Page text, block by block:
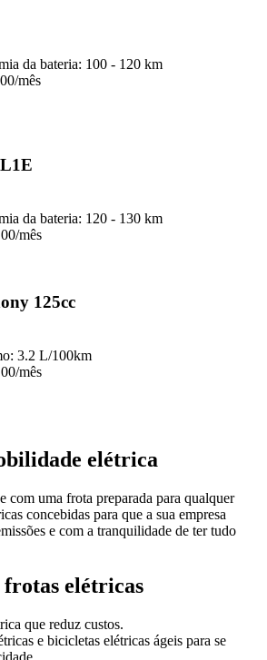
da bateria: 100 - 120 km
/mês
da bateria: 120 - 130 km
/mês
125cc
: 3.2 L/100km
/mês
elétrica
com uma frota preparada para qualquer
concebidas para que a sua empresa
e com a tranquilidade de ter tudo
frotas elétricas
que reduz custos.
e bicicletas elétricas ágeis para se